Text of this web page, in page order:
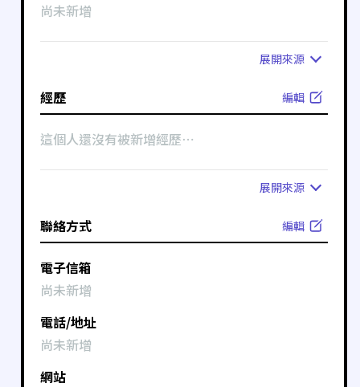
尚未新增
展開來源
經歷 編輯
這個人還沒有被新增經歷⋯
展開來源
聯絡方式 編輯
電子信箱
尚未新增
電話/地址
尚未新增
網站